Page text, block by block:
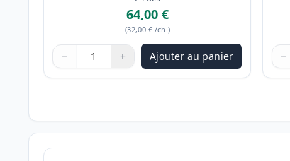
64,00 €
(32,00 € /ch.)
Quantité
Utilisez les boutons pour ajuster
− +
Quantité Ajouter au panier −